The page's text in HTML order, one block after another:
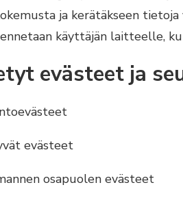
ja kerätäkseen
käyttäjän laitteelle,
evästeet ja
evästeet
osapuolen evästeet